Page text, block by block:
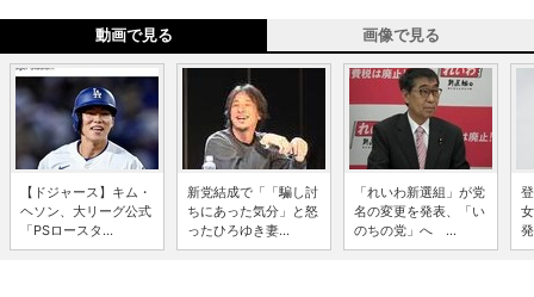
動画で見る 画像で見る
【ドジャース】キム・
ヘソン、大リーグ公式
「PSロースタ...
新党結成で「「騙し討
ちにあった気分」と怒
ったひろゆき妻...
「れいわ新選組」が党
名の変更を発表、「い
のちの党」へ ...